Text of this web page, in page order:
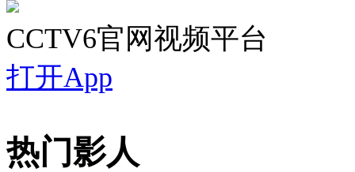
CCTV6官网视频平台
打开App
热门影人